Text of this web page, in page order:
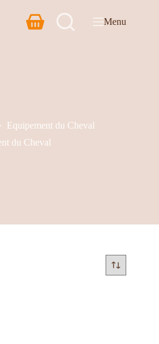
Menu
Equipement du Cheval
du Cheval